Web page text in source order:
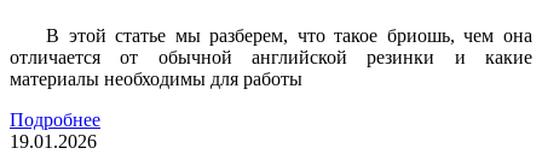
В этой статье мы разберем, что такое бриошь, чем она
отличается от обычной английской резинки и какие
материалы необходимы для работы
Подробнее
19.01.2026